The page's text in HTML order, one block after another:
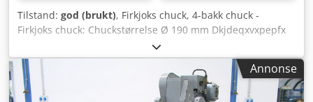
Tilstand: god (brukt), Firkjoks chuck, 4-bakk chuck -
Firkjoks chuck: Chuckstørrelse Ø 190 mm Dkjdeqxvxpepfx
Abpsr - Gjenomløp: Ø 60 mm - Boltsirkel: Ø 170 mm - Vekt:
9,3 kg
Annonse